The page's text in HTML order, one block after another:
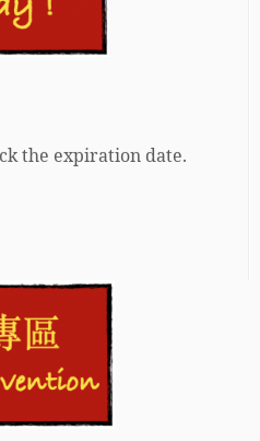
the expiration date.